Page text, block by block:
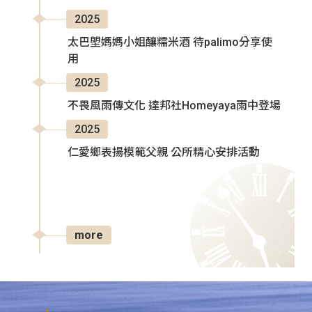
2025
太巴塱媽媽小姐釀糯米酒 待palimo分享使
用
2025
不畏風雨傳文化 達邦社Homeyaya雨中登場
2025
仁愛鄉表揚模範父親 公所精心安排活動
more